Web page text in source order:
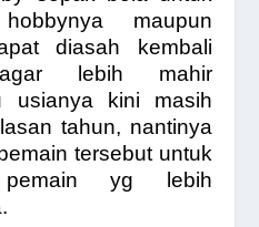
maupun
diasah kembali
agar lebih mahir
usianya kini masih
tahun, nantinya
tersebut untuk
yg lebih